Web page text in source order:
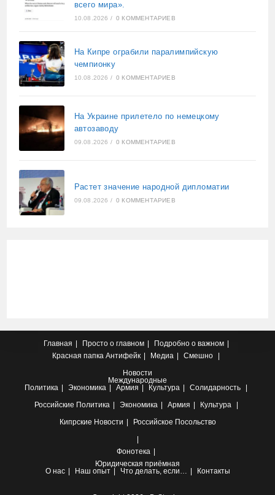
всего мира».
10.08.2026 / 0 КОММЕНТАРИЕВ
На Кипре ограбили паралимпийскую
чемпионку
10.08.2026 / 0 КОММЕНТАРИЕВ
На Украине прилетело по немецкому
автозаводу
09.08.2026 / 0 КОММЕНТАРИЕВ
Растет значение народной дипломатии
09.08.2026 / 0 КОММЕНТАРИЕВ
Главная Просто о главном
Подробно о важном
Красная папка Антифейк Медиа
Смешно
Новости
Международные
Политика
Экономика Армия Культура
Солидарность
Российские Политика Экономика Армия
Культура
Кипрские Новости Российское Посольство
Фонотека
Юридическая приёмная
О нас
Наш опыт Что делать, если… Контакты